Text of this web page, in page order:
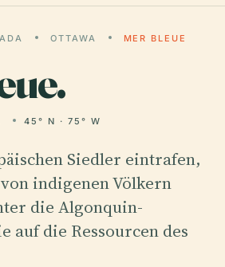
OTTAWA MER BLEUE
45° N · 75° W
Siedler eintrafen,
indigenen Völkern
die Algonquin-
auf die Ressourcen des